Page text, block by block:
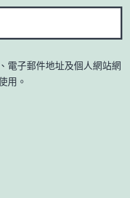
電子郵件地址及個人網站網
用。